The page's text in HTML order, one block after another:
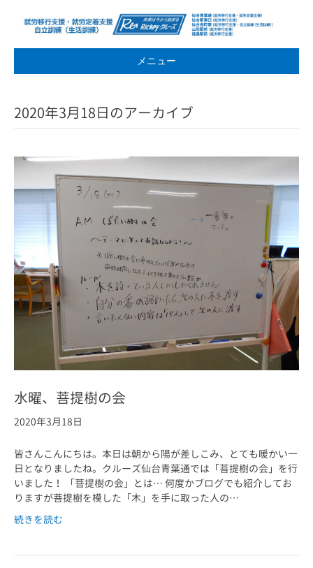
メニュー
2020年3月18日のアーカイブ
水曜、菩提樹の会
2020年3月18日
皆さんこんにちは。本日は朝から陽が差しこみ、とても暖かい一
日となりましたね。クルーズ仙台青葉通では「菩提樹の会」を行
いました！ 「菩提樹の会」とは… 何度かブログでも紹介してお
りますが菩提樹を模した「木」を手に取った人の…
続きを読む